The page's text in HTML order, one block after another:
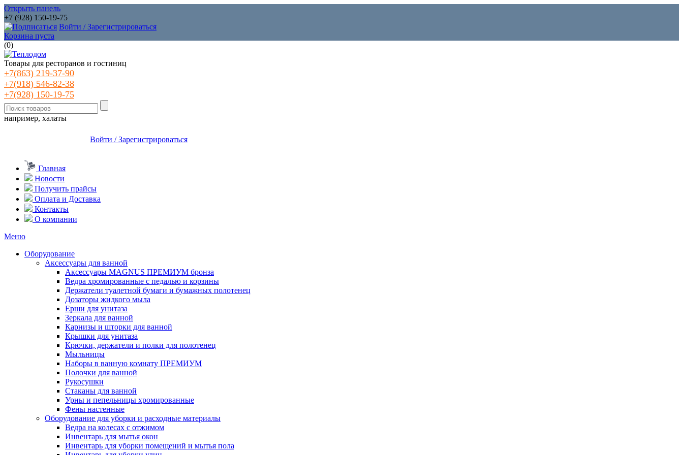
Открыть панель
+7 (928) 150-19-75
Войти / Зарегистрироваться
Корзина пуста
(0)
Товары для ресторанов и гостиниц
+7(863) 219-37-90
+7(918) 546-82-38
+7(928) 150-19-75
например, халаты
Войти / Зарегистрироваться
Главная
Новости
Получить прайсы
Оплата и Доставка
Контакты
О компании
Меню
Оборудование
Аксессуары для ванной
Аксессуары MAGNUS ПРЕМИУМ бронза
Ведра хромированные с педалью и корзины
Держатели туалетной бумаги и бумажных полотенец
Дозаторы жидкого мыла
Ерши для унитаза
Зеркала для ванной
Карнизы и шторки для ванной
Крышки для унитаза
Крючки, держатели и полки для полотенец
Мыльницы
Наборы в ванную комнату ПРЕМИУМ
Полочки для ванной
Рукосушки
Стаканы для ванной
Урны и пепельницы хромированные
Фены настенные
Оборудование для уборки и расходные материалы
Ведра на колесах с отжимом
Инвентарь для мытья окон
Инвентарь для уборки помещений и мытья пола